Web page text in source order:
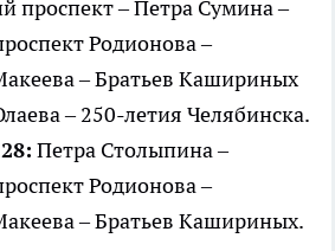
проспект – Петра Сумина –
Родионова –
– Братьев Кашириных
– 250-летия Челябинска.
Петра Столыпина –
Родионова –
– Братьев Кашириных.